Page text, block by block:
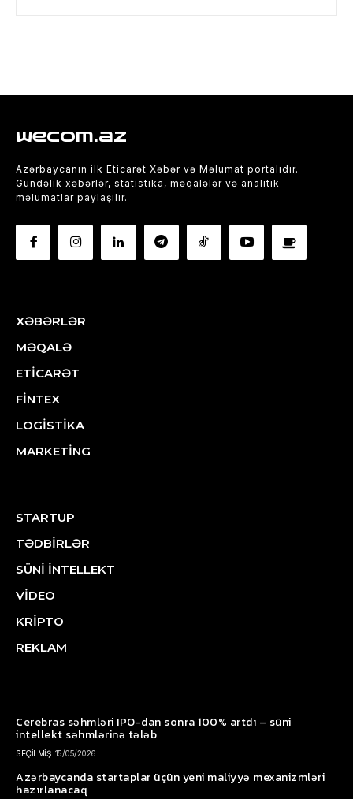
wecom.az
Azərbaycanın ilk Eticarət Xəbər və Məlumat portalıdır.
Gündəlik xəbərlər, statistika, məqalələr və analitik
məlumatlar paylaşılır.
XƏBƏRLƏR
MƏQALƏ
ETİCARƏT
FİNTEX
LOGİSTİKA
MARKETİNG
STARTUP
TƏDBİRLƏR
SÜNİ İNTELLEKT
VİDEO
KRİPTO
REKLAM
Cerebras səhmləri IPO-dan sonra 100% artdı – süni
intellekt səhmlərinə tələb
SEÇİLMİŞ 15/05/2026
Azərbaycanda startaplar üçün yeni maliyyə mexanizmləri
hazırlanacaq